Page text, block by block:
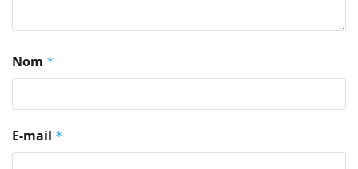
Nom *
E-mail *